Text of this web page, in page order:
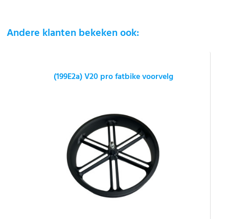
Andere klanten bekeken ook:
(199E2a) V20 pro fatbike voorvelg